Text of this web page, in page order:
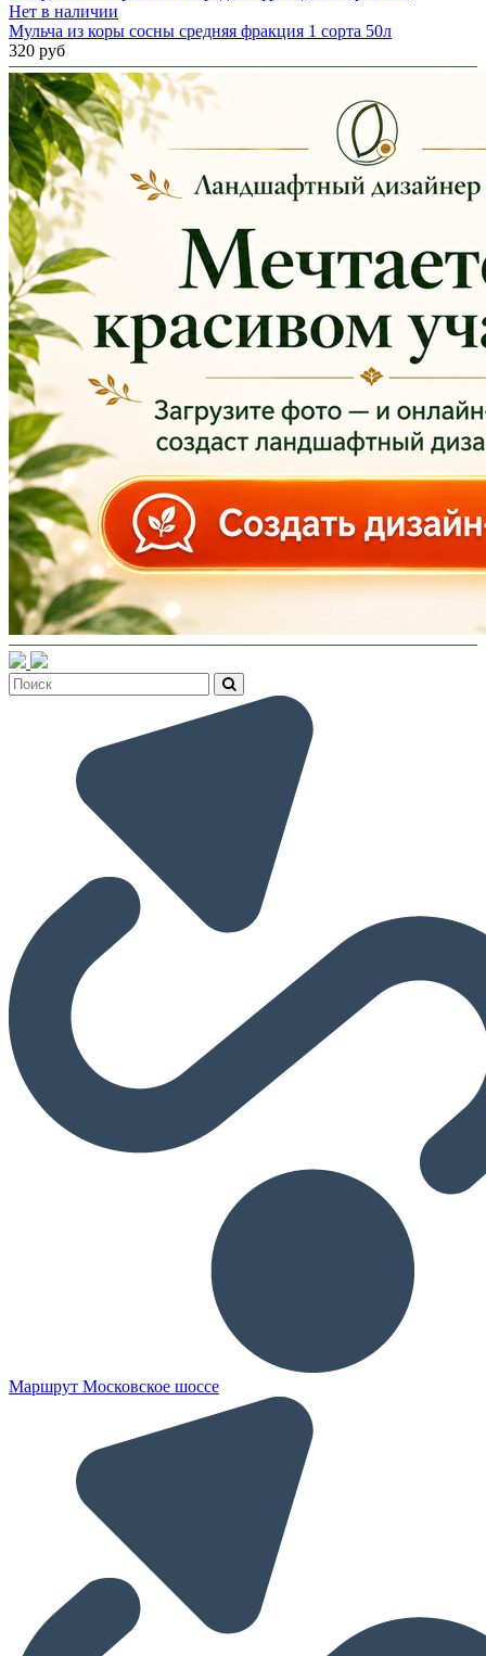
Нет в наличии
Мульча из коры сосны средняя фракция 1 сорта 50л
320 руб
Маршрут Московское шоссе